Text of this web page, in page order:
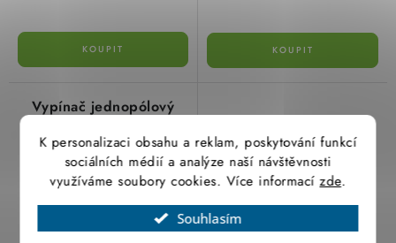
K personalizaci obsahu a reklam, poskytování funkcí
sociálních médií a analýze naší návštěvnosti
využíváme soubory cookies. Více informacízde.
Souhlasím
VÁNOCE
OSVĚTLENÍ
Otevírací doba výdejny
Obchodní podmínky
Ochrana osobních údajů
Moje objednávka
Vypínač jednopólový
barvě, Greenlux
GXSH040